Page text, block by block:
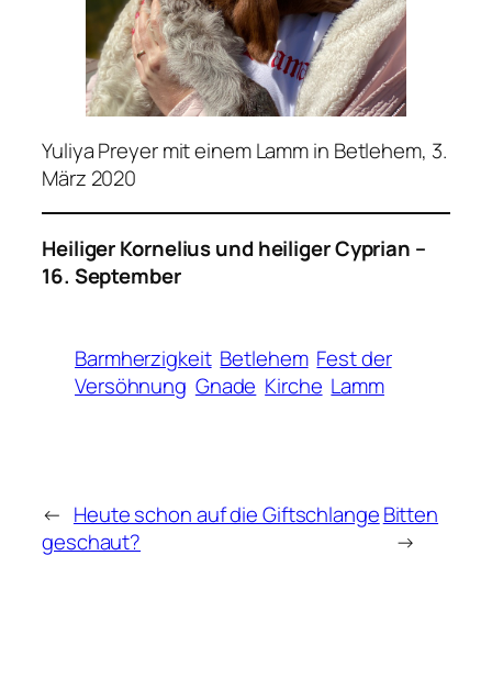
Yuliya Preyer mit einem Lamm in Betlehem, 3.
März 2020
Heiliger Kornelius und heiliger Cyprian –
16. September
Barmherzigkeit Betlehem Fest der
Versöhnung Gnade Kirche Lamm
← Heute schon auf die Giftschlange
geschaut?
Bitten
→